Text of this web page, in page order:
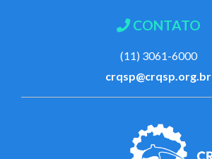
CONTATO
(11) 3061-6000
crqsp@crqsp.org.br